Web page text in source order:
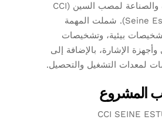
التجارة والصناعة لمصب السين (CCI
Seine Estuaire). شملت المهمة
بيئية، وتشخيصات
وأجهزة الإشارة، بالإضافة إلى
لمعدات التشغيل والتحصيل.
المشروع
CCI SEINE